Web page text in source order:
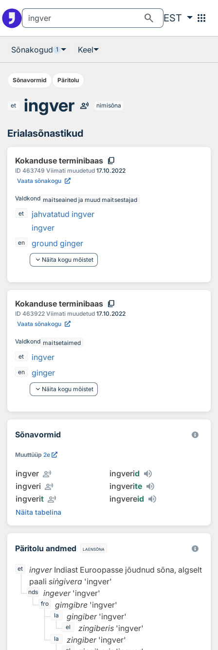
search EST apps
Sõnakogud 1 Keel
Sõnavormid Päritolu
et ingver record_voice_over nimisõna
Erialasõnastikud
Kokanduse terminibaas content_copy
ID 463749 Viimati muudetud 17.10.2022
Vaata sõnakogu
Valdkond maitseained ja muud maitsestajad
et
jahvatatud ingver
ingver
en
ground ginger
keyboard_arrow_down Näita kogu mõistet
Kokanduse terminibaas content_copy
ID 463922 Viimati muudetud 17.10.2022
Vaata sõnakogu
Valdkond maitsetaimed
et
ingver
en
ginger
keyboard_arrow_down Näita kogu mõistet
Sõnavormid
Muuttüüp 2e
ingver record_voice_over ingverid
ingveri record_voice_over ingverite
ingverit record_voice_over ingvereid
Näita tabelina
Päritolu andmed laensõna
et ingver Indiast Euroopasse jõudnud sõna, algselt
paalisiṅgivera 'ingver'
nds ingever 'ingver'
fro gimgibre 'ingver'
la gingiber 'ingver'
el zingiberis 'ingver'
la zingiber 'ingver'